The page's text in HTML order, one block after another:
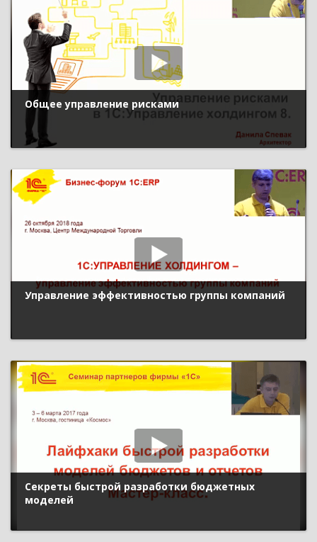
Общее управление рисками
Управление эффективностью группы компаний
Секреты быстрой разработки бюджетных
моделей